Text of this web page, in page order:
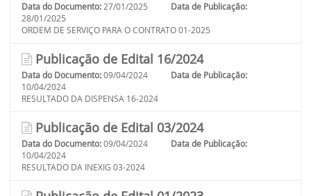
Data do Documento: 27/01/2025
Data de Publicação:
28/01/2025
ORDEM DE SERVIÇO PARA O CONTRATO 01-2025
Publicação de Edital 16/2024
Data do Documento: 09/04/2024
Data de Publicação:
10/04/2024
RESULTADO DA DISPENSA 16-2024
Publicação de Edital 03/2024
Data do Documento: 09/04/2024
Data de Publicação:
10/04/2024
RESULTADO DA INEXIG 03-2024